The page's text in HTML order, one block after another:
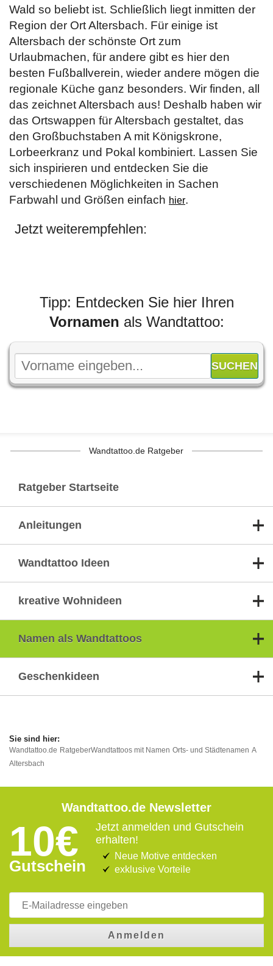
Wald so beliebt ist. Schließlich liegt inmitten der
Region der Ort Altersbach. Für einige ist
Altersbach der schönste Ort zum
Urlaubmachen, für andere gibt es hier den
besten Fußballverein, wieder andere mögen die
regionale Küche ganz besonders. Wir finden, all
das zeichnet Altersbach aus! Deshalb haben wir
das Ortswappen für Altersbach gestaltet, das
den Großbuchstaben A mit Königskrone,
Lorbeerkranz und Pokal kombiniert. Lassen Sie
sich inspirieren und entdecken Sie die
verschiedenen Möglichkeiten in Sachen
Farbwahl und Größen einfach hier.
Jetzt weiterempfehlen:
Tipp: Entdecken Sie hier Ihren
Vornamen als Wandtattoo:
Wandtattoo.de Ratgeber
Ratgeber Startseite
Anleitungen
Wandtattoo Ideen
kreative Wohnideen
Namen als Wandtattoos
Geschenkideen
Wandtattoo.de RatgeberWandtattoos mit Namen Orts- und Städtenamen A
Altersbach
Wandtattoo.de Newsletter
10€
Gutschein
Jetzt anmelden und Gutschein
erhalten!
Neue Motive entdecken
exklusive Vorteile
Anmelden